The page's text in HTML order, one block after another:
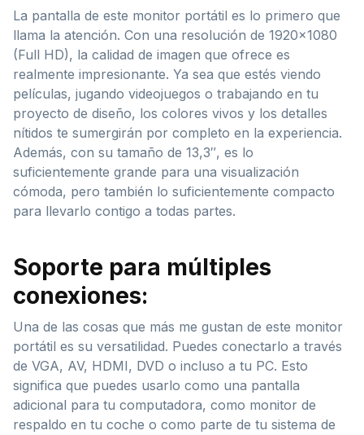
La pantalla de este monitor portátil es lo primero que
llama la atención. Con una resolución de 1920×1080
(Full HD), la calidad de imagen que ofrece es
realmente impresionante. Ya sea que estés viendo
películas, jugando videojuegos o trabajando en tu
proyecto de diseño, los colores vivos y los detalles
nítidos te sumergirán por completo en la experiencia.
Además, con su tamaño de 13,3″, es lo
suficientemente grande para una visualización
cómoda, pero también lo suficientemente compacto
para llevarlo contigo a todas partes.
Soporte para múltiples
conexiones:
Una de las cosas que más me gustan de este monitor
portátil es su versatilidad. Puedes conectarlo a través
de VGA, AV, HDMI, DVD o incluso a tu PC. Esto
significa que puedes usarlo como una pantalla
adicional para tu computadora, como monitor de
respaldo en tu coche o como parte de tu sistema de